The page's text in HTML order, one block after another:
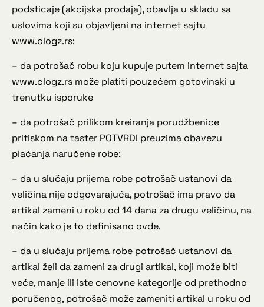
podsticaje (akcijska prodaja), obavlja u skladu sa
uslovima koji su objavljeni na internet sajtu
www.clogz.rs;
– da potrošač robu koju kupuje putem internet sajta
www.clogz.rs može platiti pouzećem gotovinski u
trenutku isporuke
– da potrošač prilikom kreiranja porudžbenice
pritiskom na taster POTVRDI preuzima obavezu
plaćanja naručene robe;
– da u slučaju prijema robe potrošač ustanovi da
veličina nije odgovarajuća, potrošač ima pravo da
artikal zameni u roku od 14 dana za drugu veličinu, na
način kako je to definisano ovde.
– da u slučaju prijema robe potrošač ustanovi da
artikal želi da zameni za drugi artikal, koji može biti
veće, manje ili iste cenovne kategorije od prethodno
poručenog, potrošač može zameniti artikal u roku od